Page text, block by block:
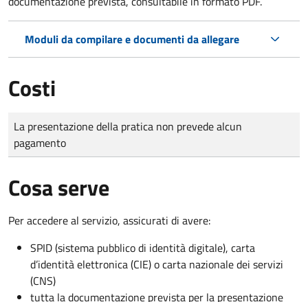
Moduli da compilare e documenti da allegare
Costi
Tipo di pagamento
Importo
La presentazione della pratica non prevede alcun
pagamento
Cosa serve
Per accedere al servizio, assicurati di avere:
SPID (sistema pubblico di identità digitale), carta
d’identità elettronica (CIE) o carta nazionale dei servizi
(CNS)
tutta la documentazione prevista per la presentazione